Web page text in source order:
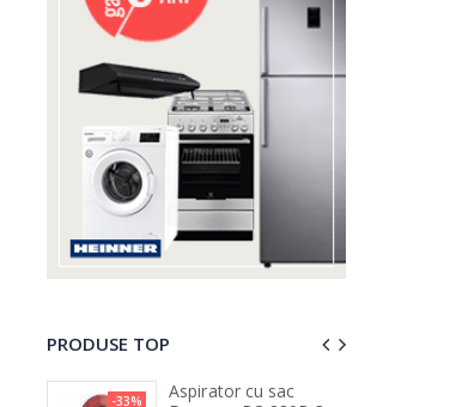
PRODUSE TOP
-33%
Aspirator cu sac